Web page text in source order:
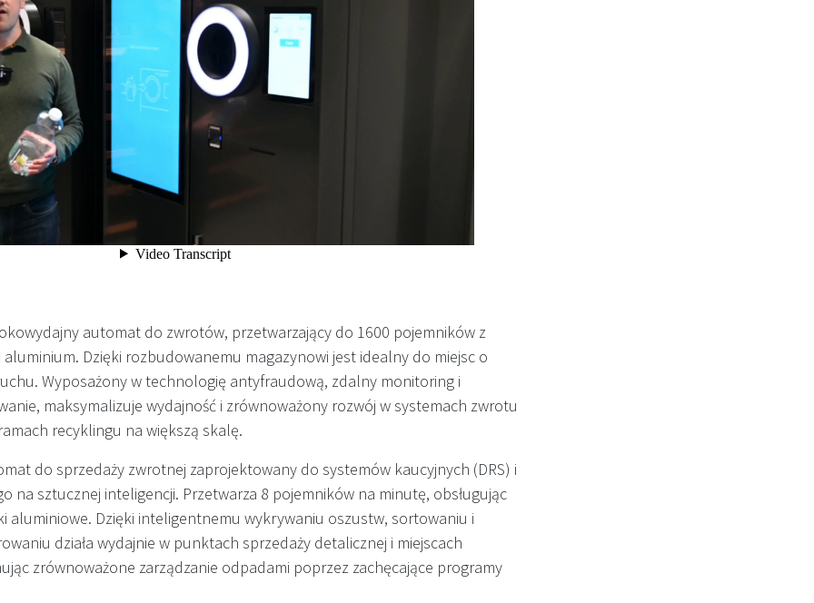
automat do zwrotów, przetwarzający do 1600 pojemników z
aluminium. Dzięki rozbudowanemu magazynowi jest idealny do miejsc o
Wyposażony w technologię antyfraudową, zdalny monitoring i
maksymalizuje wydajność i zrównoważony rozwój w systemach zwrotu
recyklingu na większą skalę.
do sprzedaży zwrotnej zaprojektowany do systemów kaucyjnych (DRS) i
na sztucznej inteligencji. Przetwarza 8 pojemników na minutę, obsługując
aluminiowe. Dzięki inteligentnemu wykrywaniu oszustw, sortowaniu i
działa wydajnie w punktach sprzedaży detalicznej i miejscach
zrównoważone zarządzanie odpadami poprzez zachęcające programy